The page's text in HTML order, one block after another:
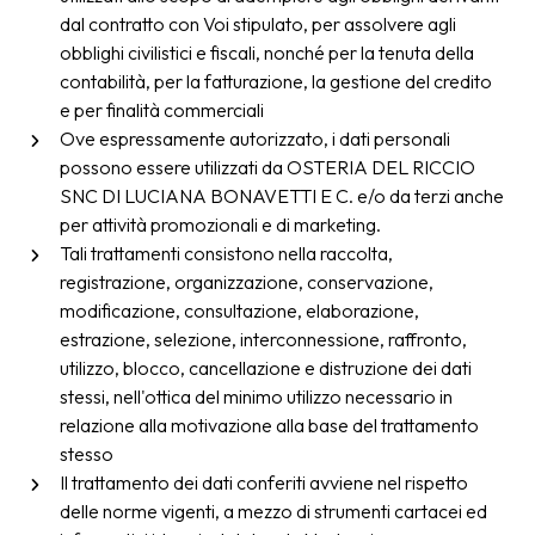
dal contratto con Voi stipulato, per assolvere agli
obblighi civilistici e fiscali, nonché per la tenuta della
contabilità, per la fatturazione, la gestione del credito
e per finalità commerciali
Ove espressamente autorizzato, i dati personali
possono essere utilizzati da OSTERIA DEL RICCIO
SNC DI LUCIANA BONAVETTI E C. e/o da terzi anche
per attività promozionali e di marketing.
Tali trattamenti consistono nella raccolta,
registrazione, organizzazione, conservazione,
modificazione, consultazione, elaborazione,
estrazione, selezione, interconnessione, raffronto,
utilizzo, blocco, cancellazione e distruzione dei dati
stessi, nell'ottica del minimo utilizzo necessario in
relazione alla motivazione alla base del trattamento
stesso
Il trattamento dei dati conferiti avviene nel rispetto
delle norme vigenti, a mezzo di strumenti cartacei ed